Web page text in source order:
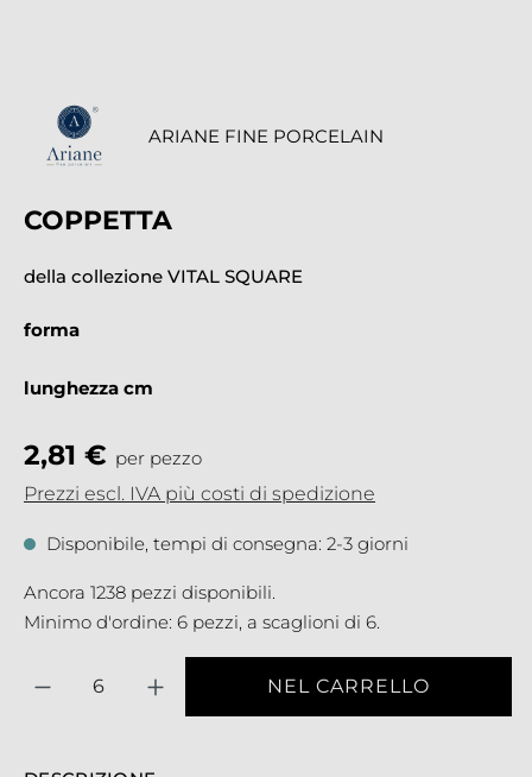
ARIANE FINE PORCELAIN
COPPETTA
della collezione VITAL SQUARE
2,81 € per pezzo
Prezzi escl. IVA più costi di spedizione
Disponibile, tempi di consegna: 2-3 giorni
Ancora 1238 pezzi disponibili.
Minimo d'ordine: 6 pezzi, a scaglioni di 6.
forma
lunghezza cm
NEL CARRELLO